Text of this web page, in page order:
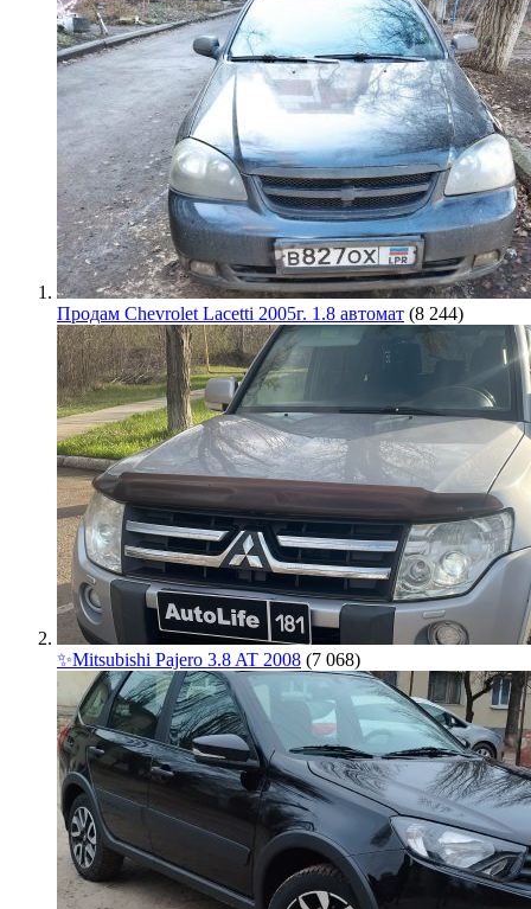
Продам Chevrolet Lacetti 2005г. 1.8 автомат (8 244)
✨Mitsubishi Pajero 3.8 AT 2008 (7 068)